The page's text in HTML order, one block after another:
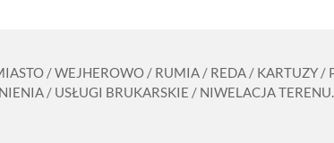
/ WEJHEROWO / RUMIA / REDA / KARTUZY /
/ USŁUGI BRUKARSKIE / NIWELACJA TERENU.